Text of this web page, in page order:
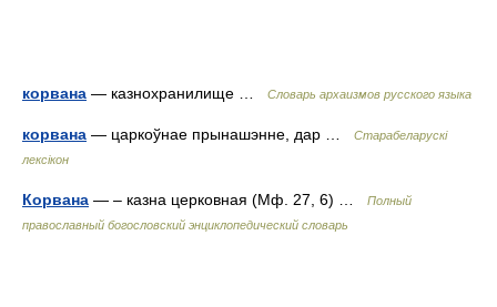
корвана — казнохранилище … Cловарь архаизмов русского языка
корвана — царкоўнае прынашэнне, дар …
Старабеларускі
лексікон
Корвана — – казна церковная (Мф. 27, 6) …
Полный
православный богословский энциклопедический словарь